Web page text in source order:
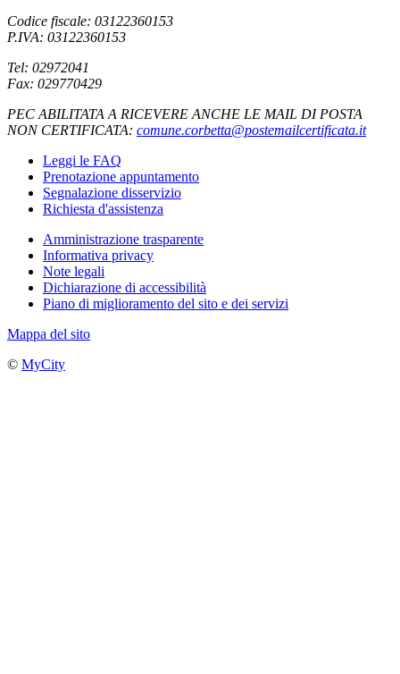
Codice fiscale: 03122360153
P.IVA: 03122360153
Tel: 02972041
Fax: 029770429
PEC ABILITATA A RICEVERE ANCHE LE MAIL DI POSTA
NON CERTIFICATA: comune.corbetta@postemailcertificata.it
Leggi le FAQ
Prenotazione appuntamento
Segnalazione disservizio
Richiesta d'assistenza
Amministrazione trasparente
Informativa privacy
Note legali
Dichiarazione di accessibilità
Piano di miglioramento del sito e dei servizi
Mappa del sito
© MyCity